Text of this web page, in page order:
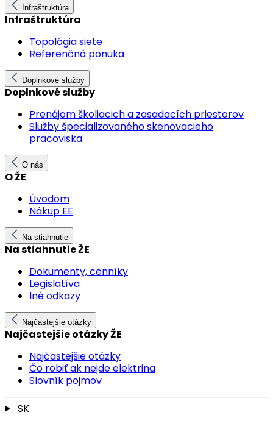
Infraštruktúra
Infraštruktúra
Topológia siete
Referenčná ponuka
Doplnkové služby
Doplnkové služby
Prenájom školiacich a zasadacích priestorov
Služby špecializovaného skenovacieho
pracoviska
O nás
O ŽE
Úvodom
Nákup EE
Na stiahnutie
Na stiahnutie ŽE
Dokumenty, cenníky
Legislatíva
Iné odkazy
Najčastejšie otázky
Najčastejšie otázky ŽE
Najčastejšie otázky
Čo robiť ak nejde elektrina
Slovník pojmov
SK